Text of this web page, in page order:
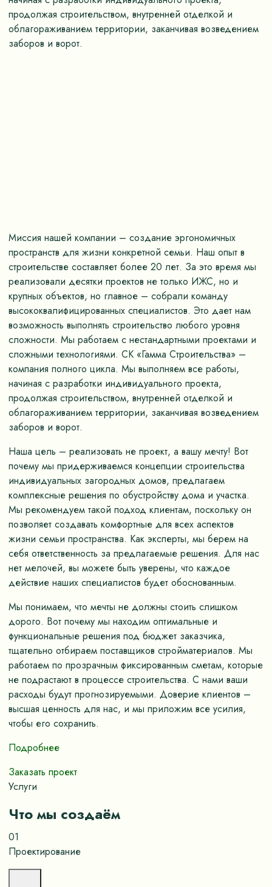
продолжая строительством, внутренней отделкой и
облагораживанием территории, заканчивая возведением
заборов и ворот.
Миссия нашей компании – создание эргономичных
пространств для жизни конкретной семьи. Наш опыт в
строительстве составляет более 20 лет. За это время мы
реализовали десятки проектов не только ИЖС, но и
крупных объектов, но главное – собрали команду
высококвалифицированных специалистов. Это дает нам
возможность выполнять строительство любого уровня
сложности. Мы работаем с нестандартными проектами и
сложными технологиями. СК «Гамма Строительства» –
компания полного цикла. Мы выполняем все работы,
начиная с разработки индивидуального проекта,
продолжая строительством, внутренней отделкой и
облагораживанием территории, заканчивая возведением
заборов и ворот.
Наша цель – реализовать не проект, а вашу мечту! Вот
почему мы придерживаемся концепции строительства
индивидуальных загородных домов, предлагаем
комплексные решения по обустройству дома и участка.
Мы рекомендуем такой подход клиентам, поскольку он
позволяет создавать комфортные для всех аспектов
жизни семьи пространства. Как эксперты, мы берем на
себя ответственность за предлагаемые решения. Для нас
нет мелочей, вы можете быть уверены, что каждое
действие наших специалистов будет обоснованным.
Мы понимаем, что мечты не должны стоить слишком
дорого. Вот почему мы находим оптимальные и
функциональные решения под бюджет заказчика,
тщательно отбираем поставщиков стройматериалов. Мы
работаем по прозрачным фиксированным сметам, которые
не подрастают в процессе строительства. С нами ваши
расходы будут прогнозируемыми. Доверие клиентов –
высшая ценность для нас, и мы приложим все усилия,
чтобы его сохранить.
Подробнее
Заказать проект
Услуги
Что мы создаём
01
Проектирование